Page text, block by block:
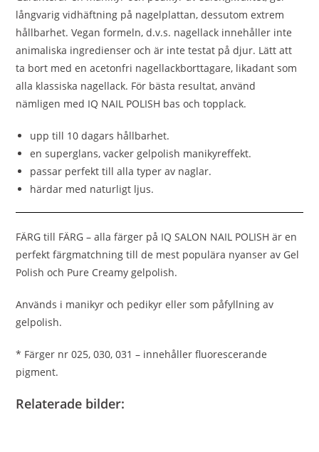
långvarig vidhäftning på nagelplattan, dessutom extrem
hållbarhet. Vegan formeln, d.v.s. nagellack innehåller inte
animaliska ingredienser och är inte testat på djur. Lätt att
ta bort med en acetonfri nagellackborttagare, likadant som
alla klassiska nagellack. För bästa resultat, använd
nämligen med IQ NAIL POLISH bas och topplack.
upp till 10 dagars hållbarhet.
en superglans, vacker gelpolish manikyreffekt.
passar perfekt till alla typer av naglar.
härdar med naturligt ljus.
FÄRG till FÄRG – alla färger på IQ SALON NAIL POLISH är en
perfekt färgmatchning till de mest populära nyanser av Gel
Polish och Pure Creamy gelpolish.
Används i manikyr och pedikyr eller som påfyllning av
gelpolish.
* Färger nr 025, 030, 031 – innehåller fluorescerande
pigment.
Relaterade bilder: